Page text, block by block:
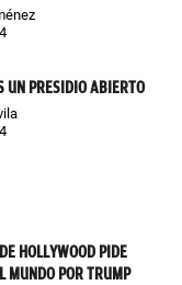
UN PRESIDIO ABIERTO
HOLLYWOOD PIDE
MUNDO POR TRUMP